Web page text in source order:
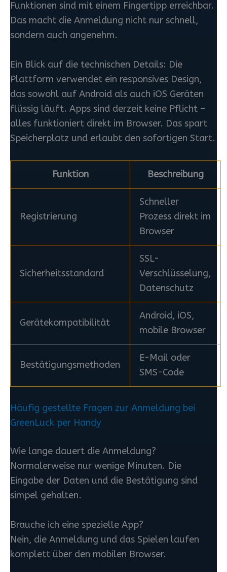
Funktionen sind mit einem Fingertipp erreichbar.
Das macht die Anmeldung nicht nur schnell,
sondern auch angenehm.
Ein Blick auf die technischen Details: Die
Plattform verwendet ein responsives Design,
das sowohl auf Android als auch iOS Geräten
flüssig läuft. Apps sind derzeit keine Pflicht –
alles funktioniert direkt im Browser. Das spart
Speicherplatz und erlaubt den sofortigen Start.
Funktion Beschreibung
Registrierung
Schneller
Prozess direkt im
Browser
Sicherheitsstandard
SSL-
Verschlüsselung,
Datenschutz
Gerätekompatibilität
Android, iOS,
mobile Browser
Bestätigungsmethoden
E-Mail oder
SMS-Code
Häufig gestellte Fragen zur Anmeldung bei
GreenLuck per Handy
Wie lange dauert die Anmeldung?
Normalerweise nur wenige Minuten. Die
Eingabe der Daten und die Bestätigung sind
simpel gehalten.
Brauche ich eine spezielle App?
Nein, die Anmeldung und das Spielen laufen
komplett über den mobilen Browser.